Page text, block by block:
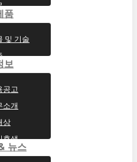
품
및 기술
보
공고
소개
상
후생
뉴스